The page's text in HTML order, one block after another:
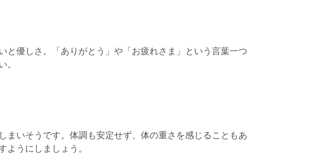
優しさ。「ありがとう」や「お疲れさま」という言葉一つ
。
いそうです。体調も安定せず、体の重さを感じることもあ
ようにしましょう。